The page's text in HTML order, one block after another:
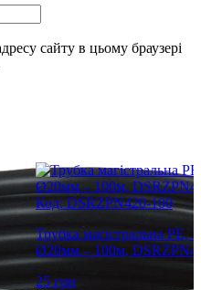
сайту в цьому браузері
Код: DSRZPN420-100
Трубка магістральна PE,
Ø20мм – 100м,
25грн